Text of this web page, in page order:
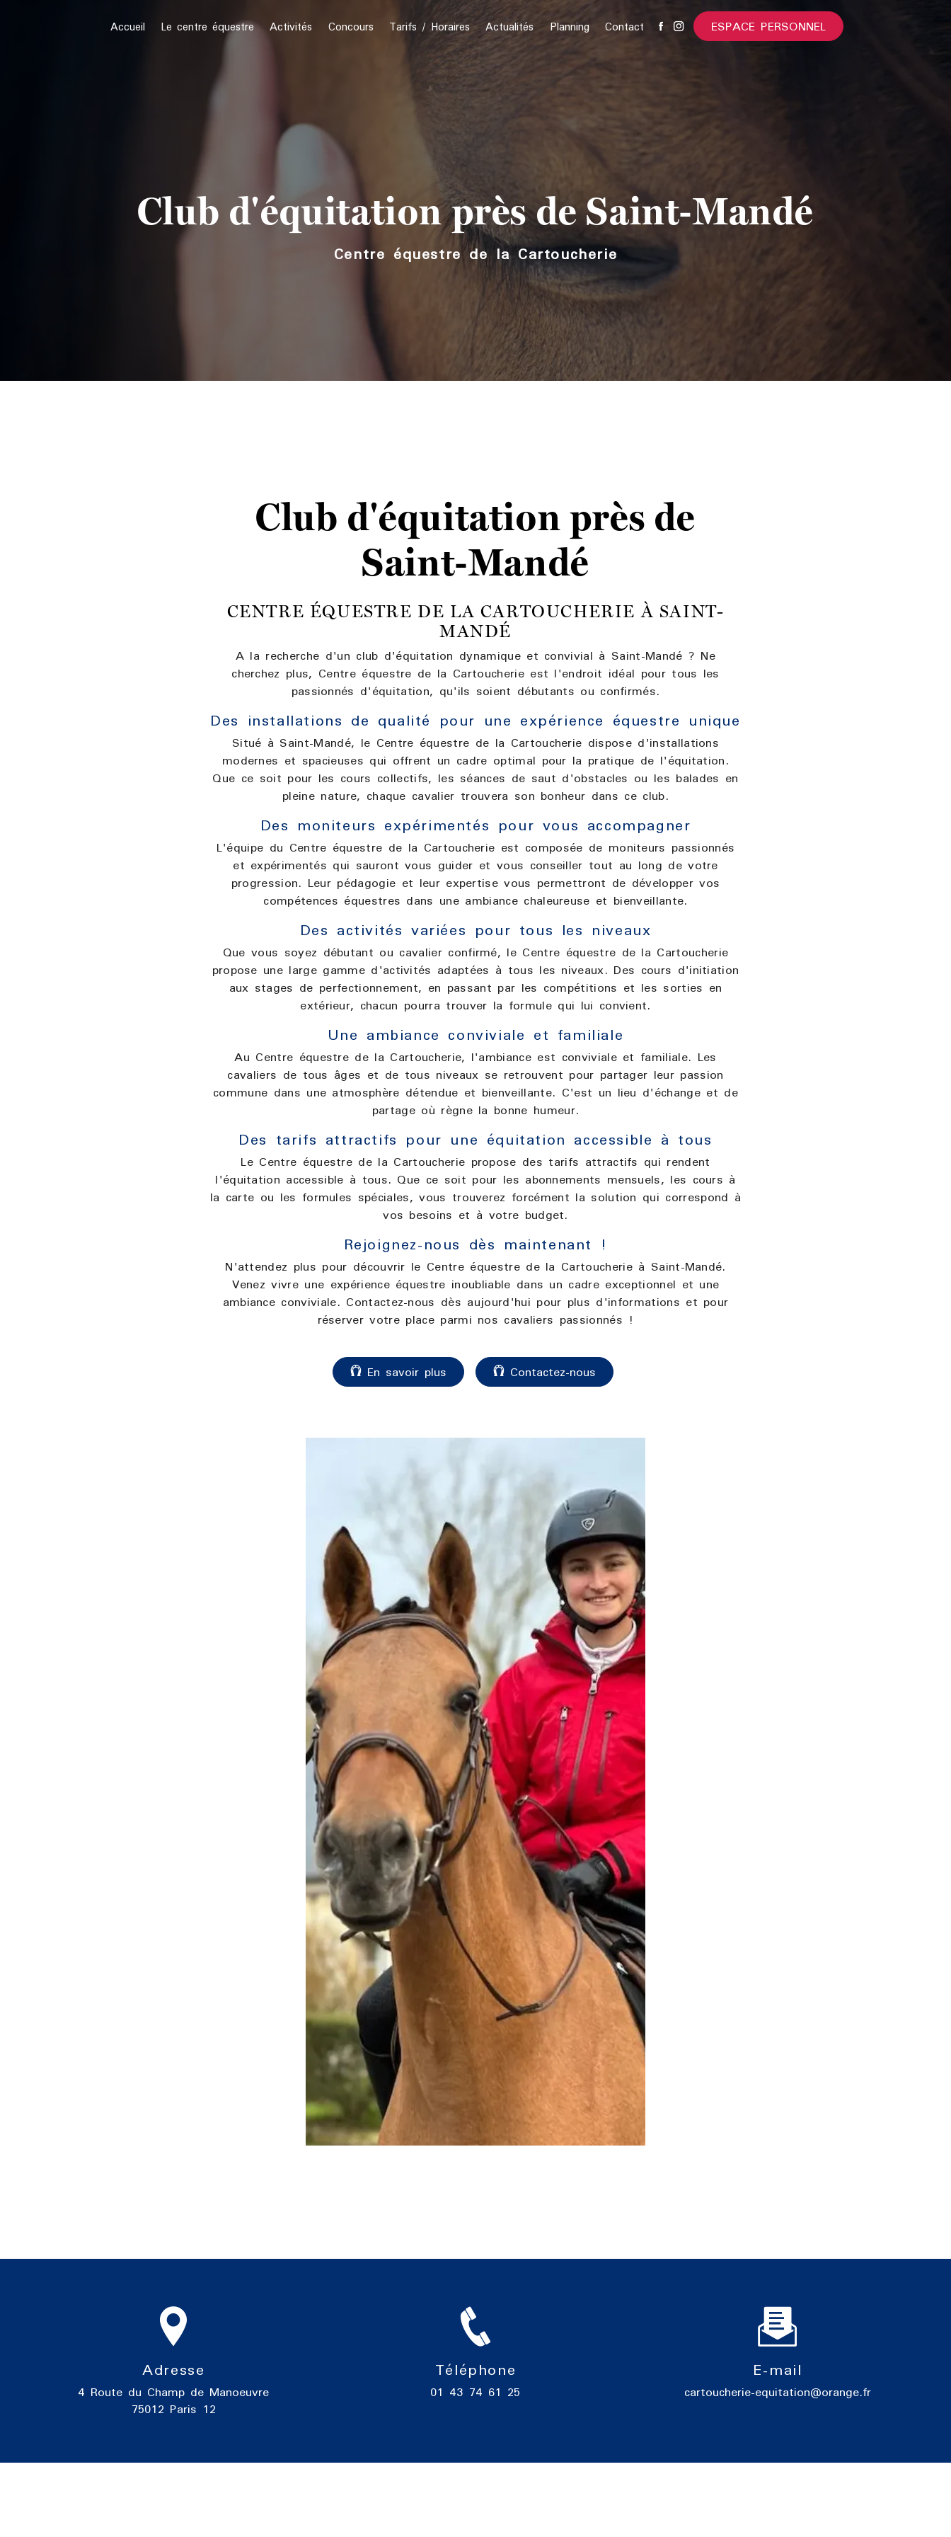
Accueil Le centre équestre Activités Concours Tarifs / Horaires Actualités Planning Contact ESPACE PERSONNEL
Club d'équitation près de Saint-Mandé
Centre équestre de la Cartoucherie
Club d'équitation près de
Saint-Mandé
CENTRE ÉQUESTRE DE LA CARTOUCHERIE À SAINT-
MANDÉ
A la recherche d'un club d'équitation dynamique et convivial à Saint-Mandé ? Ne
cherchez plus, Centre équestre de la Cartoucherie est l'endroit idéal pour tous les
passionnés d'équitation, qu'ils soient débutants ou confirmés.
Des installations de qualité pour une expérience équestre unique
Situé à Saint-Mandé, le Centre équestre de la Cartoucherie dispose d'installations
modernes et spacieuses qui offrent un cadre optimal pour la pratique de l'équitation.
Que ce soit pour les cours collectifs, les séances de saut d'obstacles ou les balades en
pleine nature, chaque cavalier trouvera son bonheur dans ce club.
Des moniteurs expérimentés pour vous accompagner
L'équipe du Centre équestre de la Cartoucherie est composée de moniteurs passionnés
et expérimentés qui sauront vous guider et vous conseiller tout au long de votre
progression. Leur pédagogie et leur expertise vous permettront de développer vos
compétences équestres dans une ambiance chaleureuse et bienveillante.
Des activités variées pour tous les niveaux
Que vous soyez débutant ou cavalier confirmé, le Centre équestre de la Cartoucherie
propose une large gamme d'activités adaptées à tous les niveaux. Des cours d'initiation
aux stages de perfectionnement, en passant par les compétitions et les sorties en
extérieur, chacun pourra trouver la formule qui lui convient.
Une ambiance conviviale et familiale
Au Centre équestre de la Cartoucherie, l'ambiance est conviviale et familiale. Les
cavaliers de tous âges et de tous niveaux se retrouvent pour partager leur passion
commune dans une atmosphère détendue et bienveillante. C'est un lieu d'échange et de
partage où règne la bonne humeur.
Des tarifs attractifs pour une équitation accessible à tous
Le Centre équestre de la Cartoucherie propose des tarifs attractifs qui rendent
l'équitation accessible à tous. Que ce soit pour les abonnements mensuels, les cours à
la carte ou les formules spéciales, vous trouverez forcément la solution qui correspond à
vos besoins et à votre budget.
Rejoignez-nous dès maintenant !
N'attendez plus pour découvrir le Centre équestre de la Cartoucherie à Saint-Mandé.
Venez vivre une expérience équestre inoubliable dans un cadre exceptionnel et une
ambiance conviviale. Contactez-nous dès aujourd'hui pour plus d'informations et pour
réserver votre place parmi nos cavaliers passionnés !
En savoir plus Contactez-nous
Adresse
4 Route du Champ de Manoeuvre
75012 Paris 12
Téléphone
01 43 74 61 25
E-mail
cartoucherie-equitation@orange.fr